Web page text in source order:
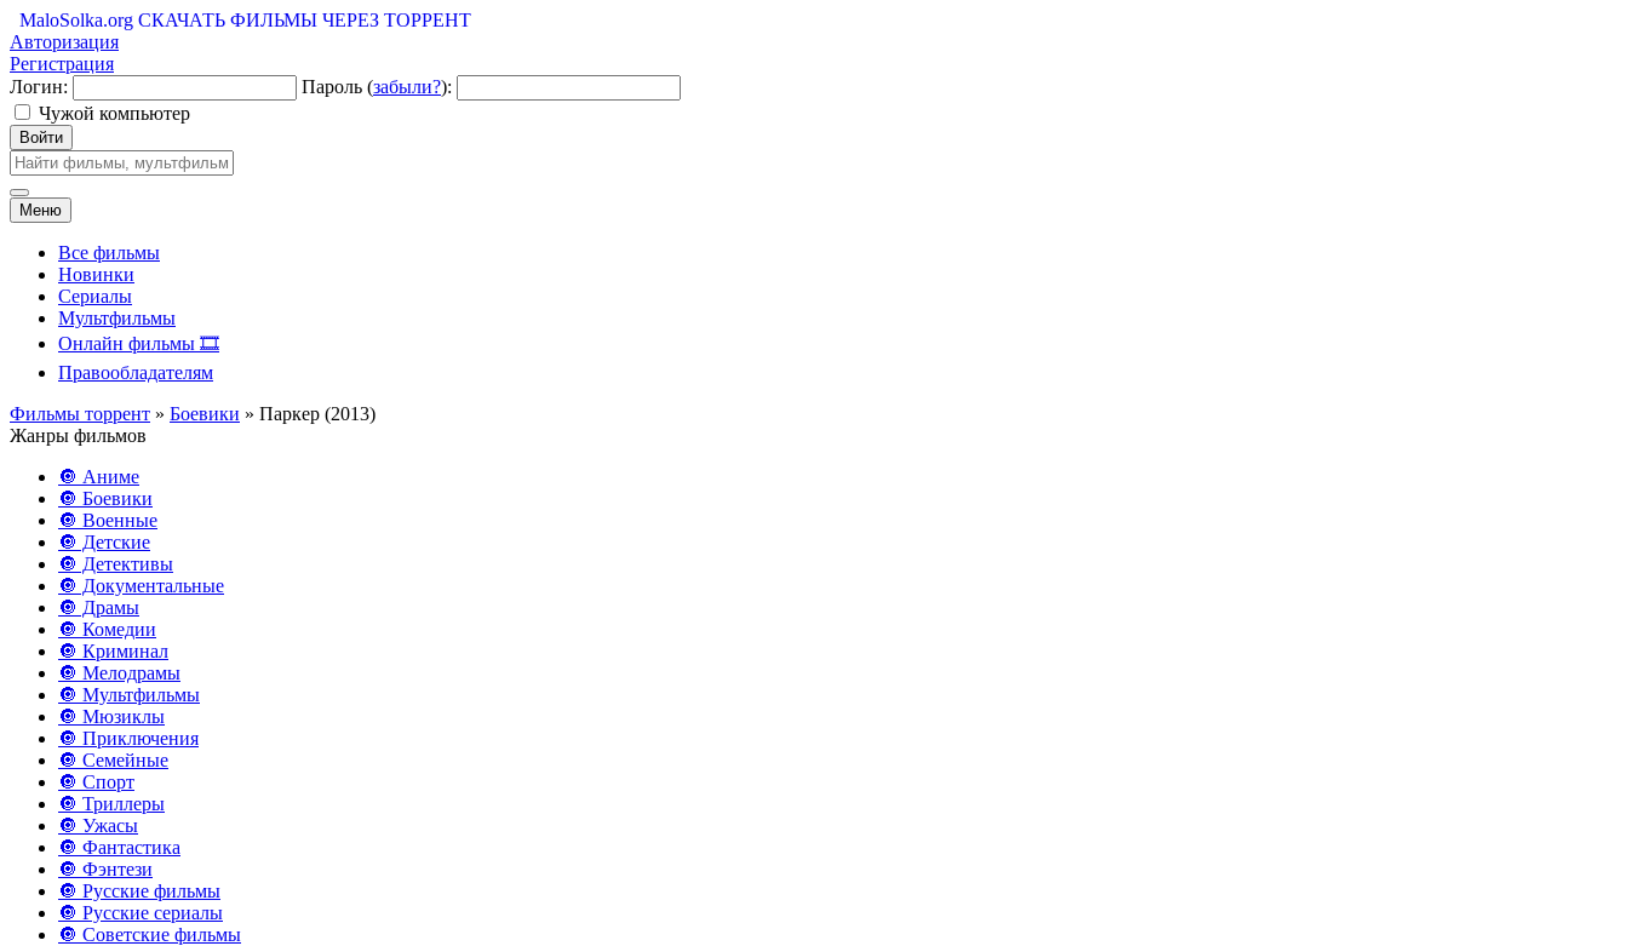
MaloSolka.org СКАЧАТЬ ФИЛЬМЫ ЧЕРЕЗ ТОРРЕНТ
Авторизация
Регистрация
Логин:
Пароль (забыли?):
Чужой компьютер
Войти
Меню
Все фильмы
Новинки
Сериалы
Мультфильмы
Онлайн фильмы 🎞️
Правообладателям
Фильмы торрент » Боевики » Паркер (2013)
Жанры фильмов
🔘 Аниме
🔘 Боевики
🔘 Военные
🔘 Детские
🔘 Детективы
🔘 Документальные
🔘 Драмы
🔘 Комедии
🔘 Криминал
🔘 Мелодрамы
🔘 Мультфильмы
🔘 Мюзиклы
🔘 Приключения
🔘 Семейные
🔘 Спорт
🔘 Триллеры
🔘 Ужасы
🔘 Фантастика
🔘 Фэнтези
🔘 Русские фильмы
🔘 Русские сериалы
🔘 Советские фильмы